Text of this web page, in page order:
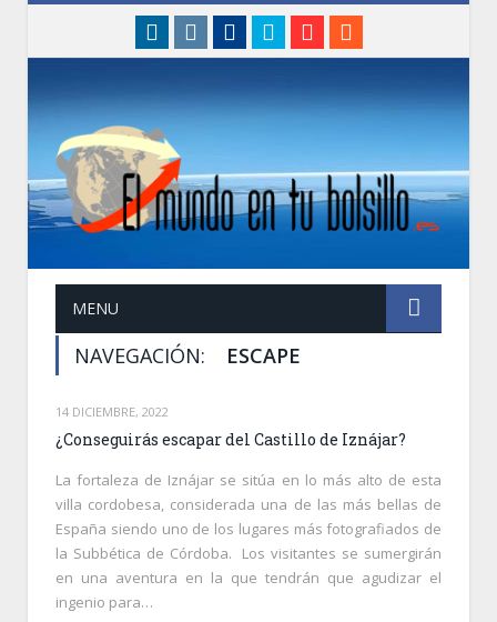
linkedininstagram
Facebook
TwitterGoogle+
MENU
NAVEGACIÓN: ESCAPE
14 DICIEMBRE, 2022
¿Conseguirás escapar del Castillo de Iznájar?
La fortaleza de Iznájar se sitúa en lo más alto de esta
villa cordobesa, considerada una de las más bellas de
España siendo uno de los lugares más fotografiados de
la Subbética de Córdoba. Los visitantes se sumergirán
en una aventura en la que tendrán que agudizar el
ingenio para…